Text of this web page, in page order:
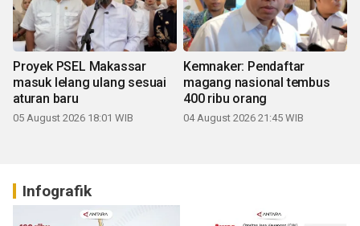
Proyek PSEL Makassar
masuk lelang ulang sesuai
aturan baru
05 August 2026 18:01 WIB
Kemnaker: Pendaftar
magang nasional tembus
400 ribu orang
04 August 2026 21:45 WIB
Infografik